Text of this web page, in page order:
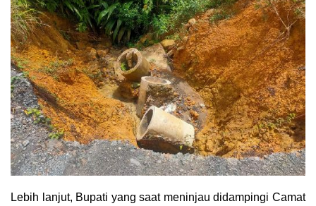
Lebih lanjut, Bupati yang saat meninjau didampingi Camat